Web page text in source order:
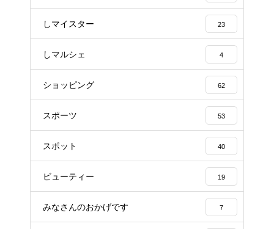
しマイスター 23
しマルシェ 4
ショッピング 62
スポーツ 53
スポット 40
ビューティー 19
みなさんのおかげです 7